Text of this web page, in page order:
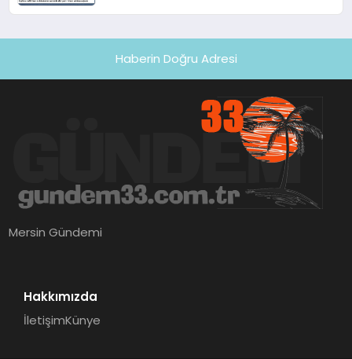
Haberin Doğru Adresi
Mersin Gündemi
Hakkımızda
İletişimKünye